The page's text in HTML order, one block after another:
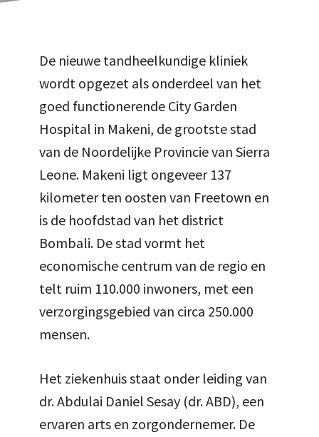
De nieuwe tandheelkundige kliniek
wordt opgezet als onderdeel van het
goed functionerende City Garden
Hospital in Makeni, de grootste stad
van de Noordelijke Provincie van Sierra
Leone. Makeni ligt ongeveer 137
kilometer ten oosten van Freetown en
is de hoofdstad van het district
Bombali. De stad vormt het
economische centrum van de regio en
telt ruim 110.000 inwoners, met een
verzorgingsgebied van circa 250.000
mensen.
Het ziekenhuis staat onder leiding van
dr. Abdulai Daniel Sesay (dr. ABD), een
ervaren arts en zorgondernemer. De